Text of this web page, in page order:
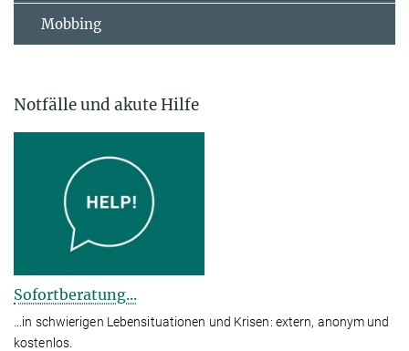
Mobbing
Notfälle und akute Hilfe
Sofortberatung...
...in schwierigen Lebensituationen und Krisen: extern, anonym und
kostenlos.